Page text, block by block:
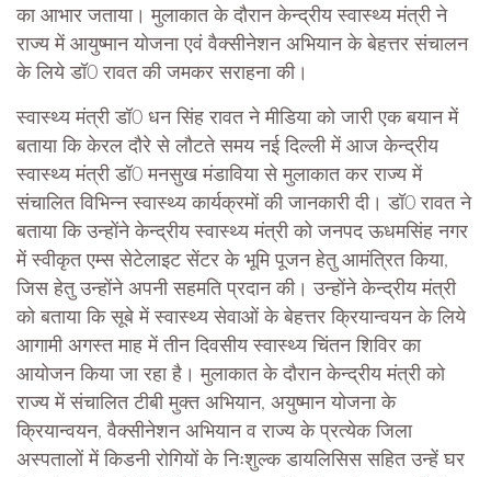
का आभार जताया। मुलाकात के दौरान केन्द्रीय स्वास्थ्य मंत्री ने
राज्य में आयुष्मान योजना एवं वैक्सीनेशन अभियान के बेहत्तर संचालन
के लिये डॉ0 रावत की जमकर सराहना की।
स्वास्थ्य मंत्री डॉ0 धन सिंह रावत ने मीडिया को जारी एक बयान में
बताया कि केरल दौरे से लौटते समय नई दिल्ली में आज केन्द्रीय
स्वास्थ्य मंत्री डॉ0 मनसुख मंडाविया से मुलाकात कर राज्य में
संचालित विभिन्न स्वास्थ्य कार्यक्रमों की जानकारी दी। डॉ0 रावत ने
बताया कि उन्होंने केन्द्रीय स्वास्थ्य मंत्री को जनपद ऊधमसिंह नगर
में स्वीकृत एम्स सेटेलाइट सेंटर के भूमि पूजन हेतु आमंत्रित किया,
जिस हेतु उन्होंने अपनी सहमति प्रदान की। उन्होंने केन्द्रीय मंत्री
को बताया कि सूबे में स्वास्थ्य सेवाओं के बेहत्तर क्रियान्वयन के लिये
आगामी अगस्त माह में तीन दिवसीय स्वास्थ्य चिंतन शिविर का
आयोजन किया जा रहा है। मुलाकात के दौरान केन्द्रीय मंत्री को
राज्य में संचालित टीबी मुक्त अभियान, अयुष्मान योजना के
क्रियान्वयन, वैक्सीनेशन अभियान व राज्य के प्रत्येक जिला
अस्पतालों में किडनी रोगियों के निःशुल्क डायलिसिस सहित उन्हें घर